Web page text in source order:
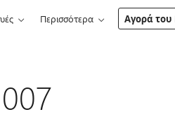
Περισσότερα Αγορά του